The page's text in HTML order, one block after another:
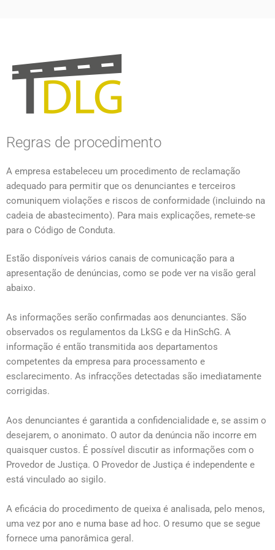
Regras de procedimento
A empresa estabeleceu um procedimento de reclamação
adequado para permitir que os denunciantes e terceiros
comuniquem violações e riscos de conformidade (incluindo na
cadeia de abastecimento). Para mais explicações, remete-se
para o Código de Conduta.
Estão disponíveis vários canais de comunicação para a
apresentação de denúncias, como se pode ver na visão geral
abaixo.
As informações serão confirmadas aos denunciantes. São
observados os regulamentos da LkSG e da HinSchG. A
informação é então transmitida aos departamentos
competentes da empresa para processamento e
esclarecimento. As infracções detectadas são imediatamente
corrigidas.
Aos denunciantes é garantida a confidencialidade e, se assim o
desejarem, o anonimato. O autor da denúncia não incorre em
quaisquer custos. É possível discutir as informações com o
Provedor de Justiça. O Provedor de Justiça é independente e
está vinculado ao sigilo.
A eficácia do procedimento de queixa é analisada, pelo menos,
uma vez por ano e numa base ad hoc. O resumo que se segue
fornece uma panorâmica geral.